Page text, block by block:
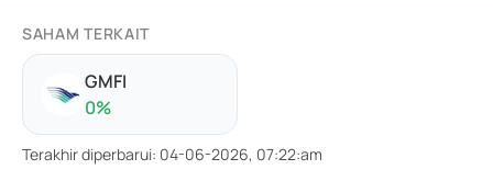
SAHAM TERKAIT
GMFI
0%
Terakhir diperbarui: 04-06-2026, 07:22:am